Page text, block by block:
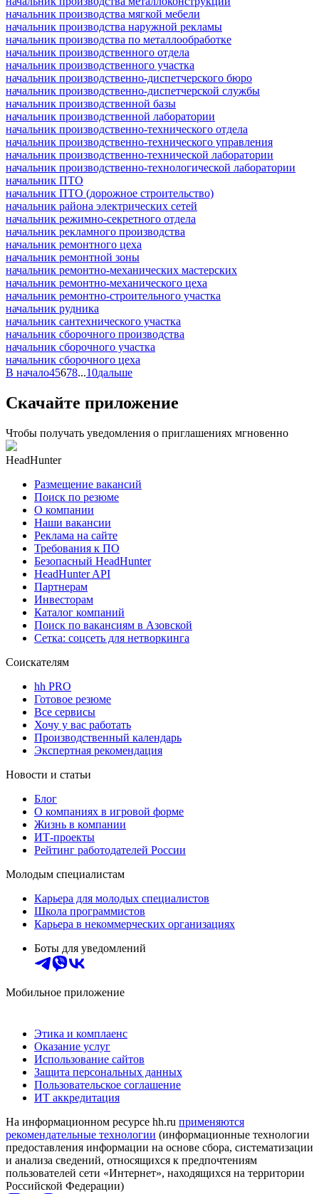
начальник производства мягкой мебели
начальник производства наружной рекламы
начальник производства по металлообработке
начальник производственного отдела
начальник производственного участка
начальник производственно-диспетчерского бюро
начальник производственно-диспетчерской службы
начальник производственной базы
начальник производственной лаборатории
начальник производственно-технического отдела
начальник производственно-технического управления
начальник производственно-технической лаборатории
начальник производственно-технологической лаборатории
начальник ПТО
начальник ПТО (дорожное строительство)
начальник района электрических сетей
начальник режимно-секретного отдела
начальник рекламного производства
начальник ремонтного цеха
начальник ремонтной зоны
начальник ремонтно-механических мастерских
начальник ремонтно-механического цеха
начальник ремонтно-строительного участка
начальник рудника
начальник сантехнического участка
начальник сборочного производства
начальник сборочного участка
начальник сборочного цеха
В начало45678...10дальше
Скачайте приложение
Чтобы получать уведомления о приглашениях мгновенно
HeadHunter
Размещение вакансий
Поиск по резюме
О компании
Наши вакансии
Реклама на сайте
Требования к ПО
Безопасный HeadHunter
HeadHunter API
Партнерам
Инвесторам
Каталог компаний
Поиск по вакансиям в Азовской
Сетка: соцсеть для нетворкинга
Соискателям
hh PRO
Готовое резюме
Все сервисы
Хочу у вас работать
Производственный календарь
Экспертная рекомендация
Новости и статьи
Блог
О компаниях в игровой форме
Жизнь в компании
ИТ-проекты
Рейтинг работодателей России
Молодым специалистам
Карьера для молодых специалистов
Школа программистов
Карьера в некоммерческих организациях
Боты для уведомлений
Мобильное приложение
Этика и комплаенс
Оказание услуг
Использование сайтов
Защита персональных данных
Пользовательское соглашение
ИТ аккредитация
На информационном ресурсе hh.ru применяются
рекомендательные технологии (информационные технологии
предоставления информации на основе сбора, систематизации
и анализа сведений, относящихся к предпочтениям
пользователей сети «Интернет», находящихся на территории
Российской Федерации)